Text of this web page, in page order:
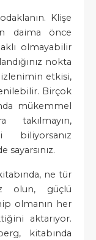
Klişe
daima önce
olmayabilir
nokta
etkisi,
Birçok
mükemmel
takılmayın,
biliyorsanız
sayarsınız.
ne tür
olun, güçlü
olmanın her
aktarıyor.
kitabında